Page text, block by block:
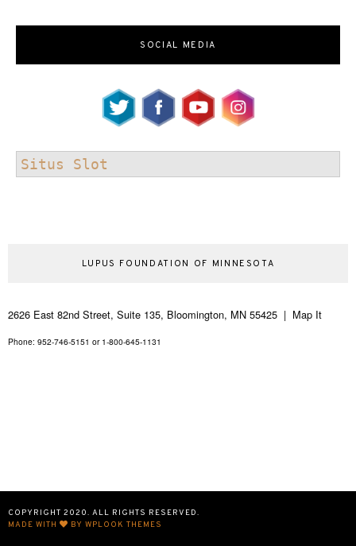
SOCIAL MEDIA
Situs Slot
LUPUS FOUNDATION OF MINNESOTA
2626 East 82nd Street, Suite 135, Bloomington, MN 55425 | Map It
Phone: 952-746-5151 or 1-800-645-1131
COPYRIGHT 2020. ALL RIGHTS RESERVED.
MADE WITH
BY WPLOOK THEMES